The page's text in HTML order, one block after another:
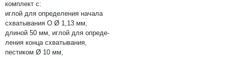
комплект с:
иглой для определения начала
схватывания O Ø 1,13 мм,
длиной 50 мм, иглой для опреде-
ления конца схватывания,
пестиком Ø 10 мм,